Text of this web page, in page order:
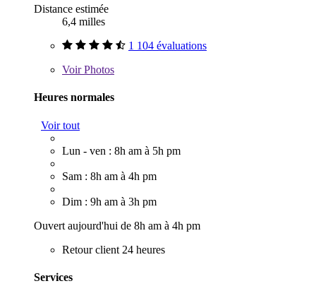
Distance estimée
6,4 milles
1 104 évaluations
VoirPhotos
Heures normales
Voir tout
Lun - ven : 8h am à 5h pm
Sam : 8h am à 4h pm
Dim : 9h am à 3h pm
Ouvert aujourd'hui de 8h am à 4h pm
Retour client 24 heures
Services